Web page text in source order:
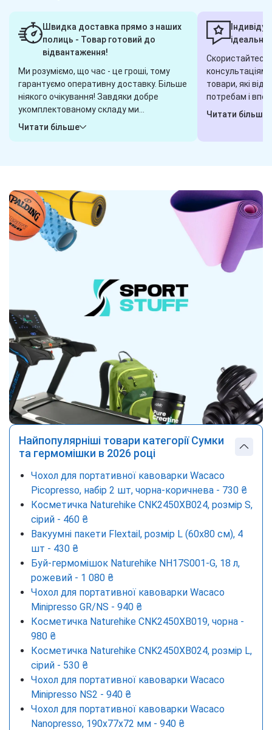
Швидка доставка прямо з наших
полиць - Товар готовий до
відвантаження!
Ми розуміємо, що час - це гроші, тому
гарантуємо оперативну доставку. Більше
ніякого очікування! Завдяки добре
укомплектованому складу ми
гарантуємо, що обрані вами товари
Читати більше
Скористайтеся
товари, які
потребам і
завжди готові
Читати більше
Найпопулярніші товари категорії Сумки
та гермомішки в 2026 році
Чохол для портативної кавоварки Wacaco
Picopresso, набір 2 шт, чорна-коричнева - 730 ₴
Косметичка Naturehike CNK2450XB024, розмір S,
сірий - 460 ₴
Вакуумні пакети Flextail, розмір L (60х80 см), 4
шт - 430 ₴
Буй-гермомішок Naturehike NH17S001-G, 18 л,
рожевий - 1 080 ₴
Чохол для портативної кавоварки Wacaco
Minipresso GR/NS - 940 ₴
Косметичка Naturehike CNK2450XB019, чорна -
980 ₴
Косметичка Naturehike CNK2450XB024, розмір L,
сірий - 530 ₴
Чохол для портативної кавоварки Wacaco
Minipresso NS2 - 940 ₴
Чохол для портативної кавоварки Wacaco
Nanopresso, 190x77x72 мм - 940 ₴